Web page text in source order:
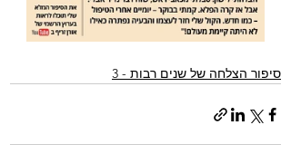
סיפור הצלחה של שנים רבות - 3